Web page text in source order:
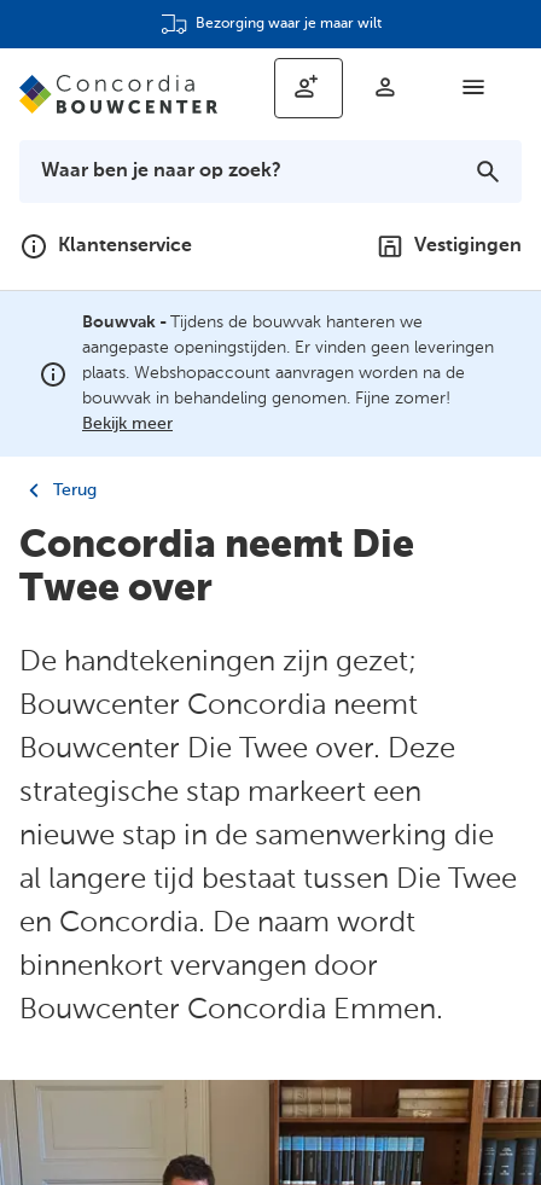
Bezorging waar je maar wilt
Klantenservice Vestigingen
Bouwvak -
Tijdens de bouwvak hanteren we
aangepaste openingstijden. Er vinden geen leveringen
plaats. Webshopaccount aanvragen worden na de
bouwvak in behandeling genomen. Fijne zomer!
Bekijk meer
Terug
Concordia neemt Die
Twee over
De handtekeningen zijn gezet;
Bouwcenter Concordia neemt
Bouwcenter Die Twee over. Deze
strategische stap markeert een
nieuwe stap in de samenwerking die
al langere tijd bestaat tussen Die Twee
en Concordia. De naam wordt
binnenkort vervangen door
Bouwcenter Concordia Emmen.